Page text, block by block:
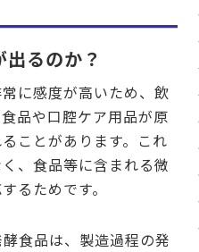
るのか？
に感度が高いため、飲
品や口腔ケア用品が原
ことがあります。これ
、食品等に含まれる微
るためです。
食品は、製造過程の発